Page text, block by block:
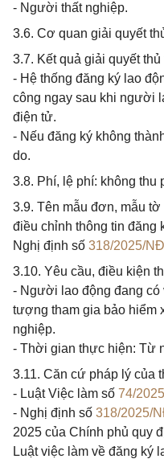
- Người thất nghiệp.
3.6. Cơ quan giải quyết
3.7. Kết quả giải quyết
- Hệ thống đăng ký lao
công ngay sau khi người
điện tử.
- Nếu đăng ký không
do.
3.8. Phí, lệ phí: không thu
3.9. Tên mẫu đơn, mẫu
điều chỉnh thông tin đăng
Nghị định số 318/2025/
3.10. Yêu cầu, điều kiện
- Người lao động đang có
tượng tham gia bảo hiểm
nghiệp.
- Thời gian thực hiện: Từ
3.11. Căn cứ pháp lý của
- Luật Việc làm số 74/
- Nghị định số 318/2025/
2025 của Chính phủ quy
Luật việc làm về đăng ký